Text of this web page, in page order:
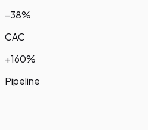
−38%
CAC
+160%
Pipeline